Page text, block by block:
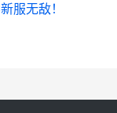
服无敌！